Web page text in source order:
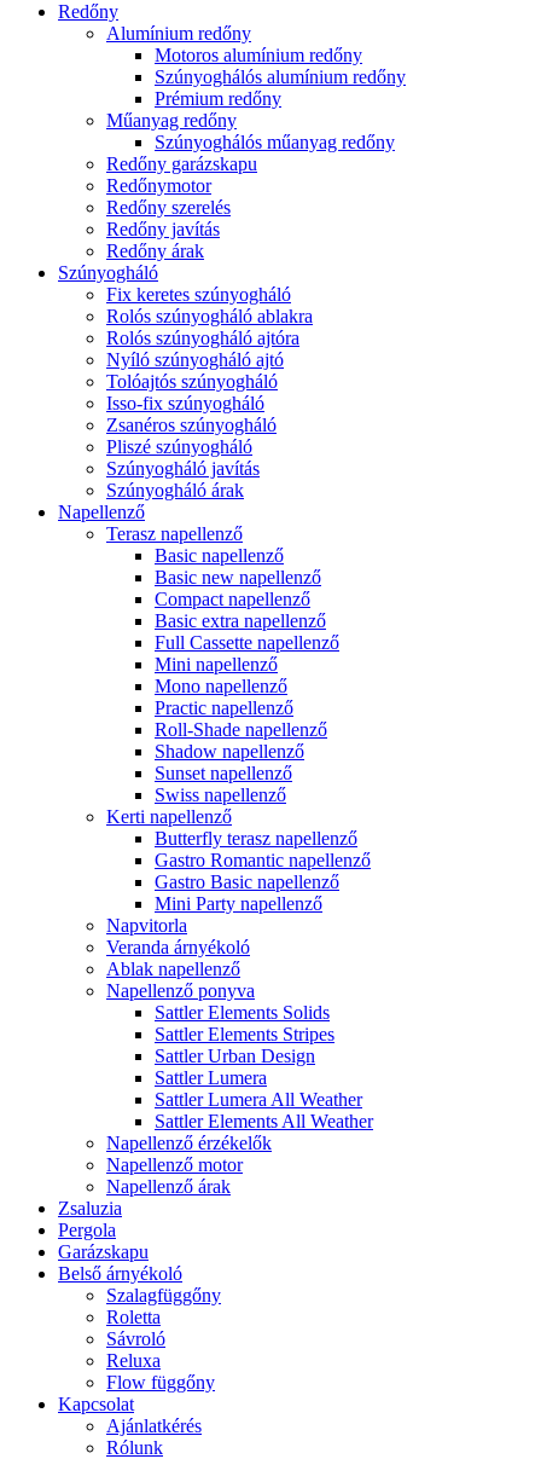
Redőny
Alumínium redőny
Motoros alumínium redőny
Szúnyoghálós alumínium redőny
Prémium redőny
Műanyag redőny
Szúnyoghálós műanyag redőny
Redőny garázskapu
Redőnymotor
Redőny szerelés
Redőny javítás
Redőny árak
Szúnyogháló
Fix keretes szúnyogháló
Rolós szúnyogháló ablakra
Rolós szúnyogháló ajtóra
Nyíló szúnyogháló ajtó
Tolóajtós szúnyogháló
Isso-fix szúnyogháló
Zsanéros szúnyogháló
Pliszé szúnyogháló
Szúnyogháló javítás
Szúnyogháló árak
Napellenző
Terasz napellenző
Basic napellenző
Basic new napellenző
Compact napellenző
Basic extra napellenző
Full Cassette napellenző
Mini napellenző
Mono napellenző
Practic napellenző
Roll-Shade napellenző
Shadow napellenző
Sunset napellenző
Swiss napellenző
Kerti napellenző
Butterfly terasz napellenző
Gastro Romantic napellenző
Gastro Basic napellenző
Mini Party napellenző
Napvitorla
Veranda árnyékoló
Ablak napellenző
Napellenző ponyva
Sattler Elements Solids
Sattler Elements Stripes
Sattler Urban Design
Sattler Lumera
Sattler Lumera All Weather
Sattler Elements All Weather
Napellenző érzékelők
Napellenző motor
Napellenző árak
Zsaluzia
Pergola
Garázskapu
Belső árnyékoló
Szalagfüggőny
Roletta
Sávroló
Reluxa
Flow függőny
Kapcsolat
Ajánlatkérés
Rólunk